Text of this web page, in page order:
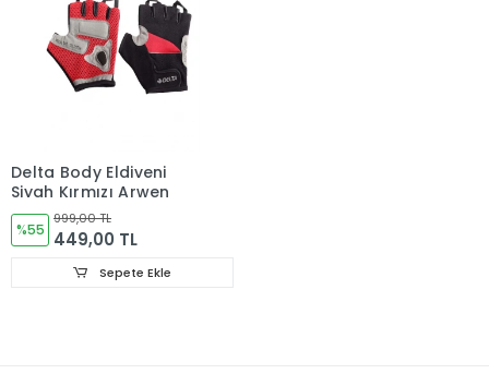
Delta Body Eldiveni
Siyah Kırmızı Arwen
%55
999,00 TL
449,00 TL
Sepete Ekle